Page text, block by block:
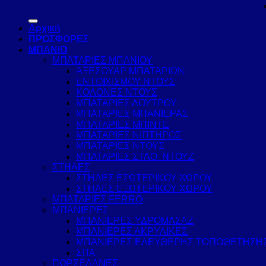
Αρχική
ΠΡΟΣΦΟΡΕΣ
ΜΠΑΝΙΟ
ΜΠΑΤΑΡΙΕΣ ΜΠΑΝΙΟΥ
ΑΞΕΣΟΥΑΡ ΜΠΑΤΑΡΙΩΝ
ΕΝΤΟΙΧΙΣΜΟΥ ΝΤΟΥΣ
ΚΟΛΟΝΕΣ ΝΤΟΥΣ
ΜΠΑΤΑΡΙΕΣ ΛΟΥΤΡΟΥ
ΜΠΑΤΑΡΙΕΣ ΜΠΑΝΙΕΡΑΣ
ΜΠΑΤΑΡΙΕΣ ΜΠΙΝΤΕ
ΜΠΑΤΑΡΙΕΣ ΝΙΠΤΗΡΟΣ
ΜΠΑΤΑΡΙΕΣ ΝΤΟΥΣ
ΜΠΑΤΑΡΙΕΣ ΣΤΑΘ. ΝΤΟΥΖ
ΣΤΗΛΕΣ
ΣΤΗΛΕΣ ΕΣΩΤΕΡΙΚΟΥ ΧΩΡΟΥ
ΣΤΗΛΕΣ ΕΞΩΤΕΡΙΚΟΥ ΧΩΡΟΥ
ΜΠΑΤΑΡΙΕΣ FERRO
ΜΠΑΝΙΕΡΕΣ
ΜΠΑΝΙΕΡΕΣ ΥΔΡΟΜΑΣΑΖ
ΜΠΑΝΙΕΡΕΣ ΑΚΡΥΛΙΚΕΣ
ΜΠΑΝΙΕΡΕΣ ΕΛΕΥΘΕΡΗΣ
ΣΠΑ
ΠΟΡΣΕΛΑΝΕΣ